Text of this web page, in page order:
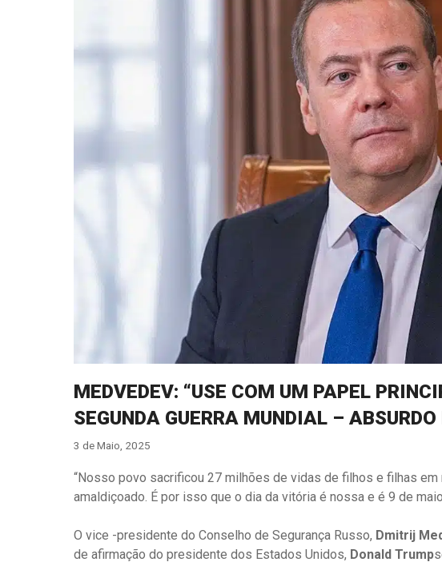
MEDVEDEV: “USE COM UM PAPEL
SEGUNDA GUERRA MUNDIAL –
3 de Maio, 2025
“Nosso povo sacrificou 27 milhões de vidas de filhos e filhas
amaldiçoado. É por isso que o dia da vitória é nossa e é 9 de
O vice -presidente do Conselho de Segurança Russo, Dmitrij
de afirmação do presidente dos Estados Unidos, Donald Trump